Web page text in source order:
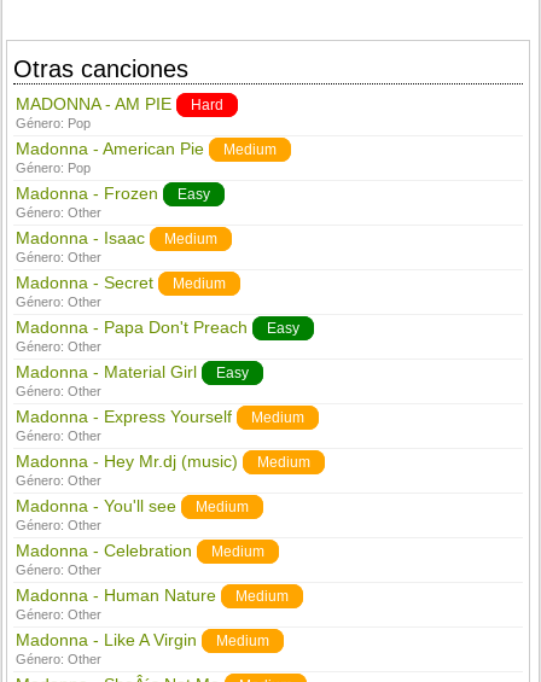
Otras canciones
MADONNA - AM PIE Hard
Género: Pop
Madonna - American Pie Medium
Género: Pop
Madonna - Frozen Easy
Género:Other
Madonna - Isaac Medium
Género:Other
Madonna - Secret Medium
Género:Other
Madonna - Papa Don't Preach Easy
Género:Other
Madonna - Material Girl Easy
Género:Other
Madonna - Express Yourself Medium
Género:Other
Madonna - Hey Mr.dj (music) Medium
Género:Other
Madonna - You'll see Medium
Género:Other
Madonna - Celebration Medium
Género:Other
Madonna - Human Nature Medium
Género:Other
Madonna - Like A Virgin Medium
Género:Other